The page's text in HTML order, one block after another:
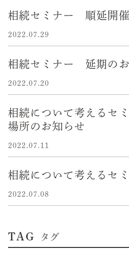
相続セミナー 順延開催
2022.07.29
相続セミナー 延期の
2022.07.20
相続について考えるセ
場所のお知らせ
2022.07.11
相続について考えるセ
2022.07.08
TAG タグ